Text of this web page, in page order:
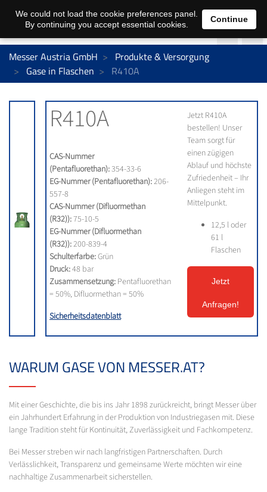
Messer Austria GmbH
Produkte & Versorgung
Gase in Flaschen
R410A
R410A
CAS-Nummer
(Pentafluorethan):354-33-6
EG-Nummer (Pentafluorethan):206-
557-8
CAS-Nummer (Difluormethan
(R32)):75-10-5
EG-Nummer (Difluormethan
(R32)):200-839-4
Schulterfarbe:Grün
Druck:48 bar
Zusammensetzung: Pentafluorethan
= 50%, Difluormethan = 50%
Sicherheitsdatenblatt
Jetzt R410A
bestellen! Unser
Team sorgt für
einen zügigen
Ablauf und höchste
Zufriedenheit – Ihr
Anliegen steht im
Mittelpunkt.
12,5 l oder
61 l
Flaschen
Jetzt
Anfragen!
WARUM GASE VON MESSER.AT?
Mit einer Geschichte, die bis ins Jahr 1898 zurückreicht, bringt Messer über
ein Jahrhundert Erfahrung in der Produktion von Industriegasen mit. Diese
lange Tradition steht für Kontinuität, Zuverlässigkeit und Fachkompetenz.
Bei Messer streben wir nach langfristigen Partnerschaften. Durch
Verlässlichkeit, Transparenz und gemeinsame Werte möchten wir eine
nachhaltige Zusammenarbeit sicherstellen.
We could not load the cookie preferences panel.
By continuing you accept essential cookies.
Continue